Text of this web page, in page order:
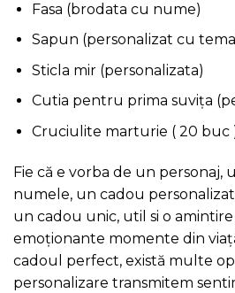
Fasa (brodata cu nume)
Sapun (personalizat cu
Sticla mir (personalizata)
Cutia pentru prima suvița
Cruciulite marturie ( 20 buc
Fie că e vorba de un personaj,
numele, un cadou
un cadou unic, util si o amintire
emoționante momente din
cadoul perfect, există multe
personalizare transmitem